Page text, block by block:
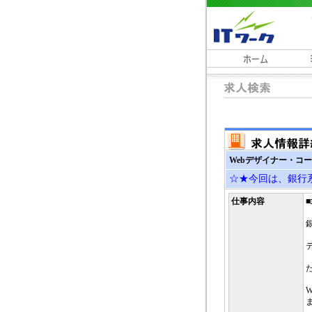
Webデザイナー・コ
☆★今回は、銀行
仕事内容